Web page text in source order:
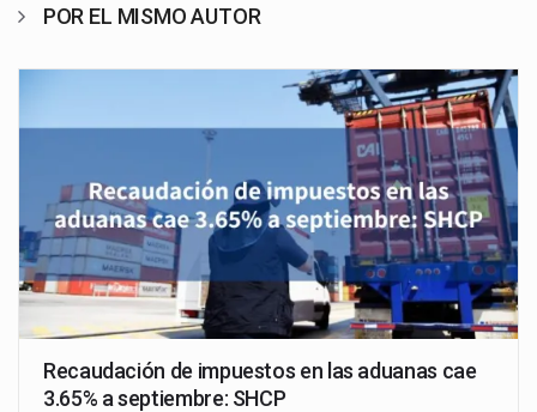
POR EL MISMO AUTOR
Recaudación de impuestos en las aduanas cae
3.65% a septiembre: SHCP